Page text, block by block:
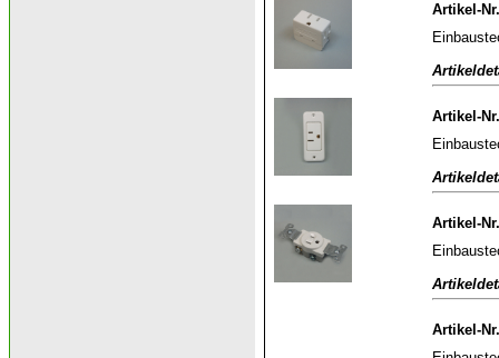
Artikel-
Artikel-
Artikel-
Artikel-